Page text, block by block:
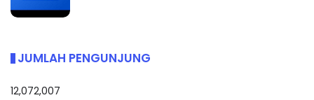
JUMLAH PENGUNJUNG
12,072,007